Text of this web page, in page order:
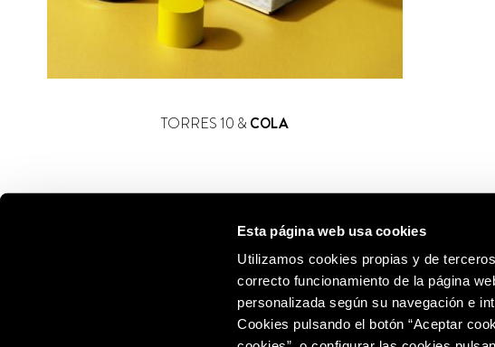
Esta página web usa cookies
Utilizamos cookies propias y de
correcto funcionamiento de la página
personalizada según su navegación e
Cookies pulsando el botón “Aceptar
TORRES 10 &COLA